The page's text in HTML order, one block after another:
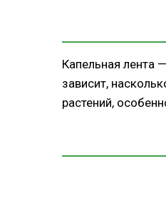
Капельная лента
зависит,
растений,